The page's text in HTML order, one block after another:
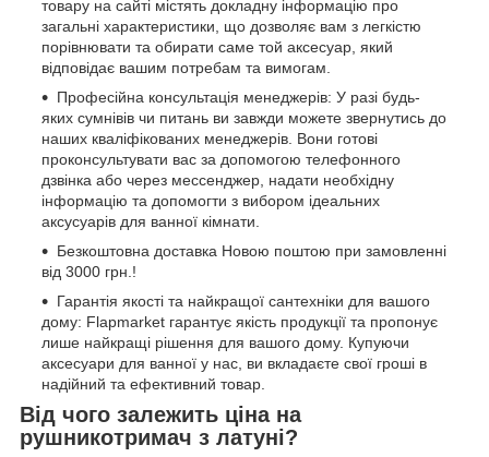
товару на сайті містять докладну інформацію про
загальні характеристики, що дозволяє вам з легкістю
порівнювати та обирати саме той аксесуар, який
відповідає вашим потребам та вимогам.
Професійна консультація менеджерів: У разі будь-
яких сумнівів чи питань ви завжди можете звернутись до
наших кваліфікованих менеджерів. Вони готові
проконсультувати вас за допомогою телефонного
дзвінка або через мессенджер, надати необхідну
інформацію та допомогти з вибором ідеальних
аксусуарів для ванної кімнати.
Безкоштовна доставка Новою поштою при замовленні
від 3000 грн.!
Гарантія якості та найкращої сантехніки для вашого
дому: Flapmarket гарантує якість продукції та пропонує
лише найкращі рішення для вашого дому. Купуючи
аксесуари для ванної у нас, ви вкладаєте свої гроші в
надійний та ефективний товар.
Від чого залежить ціна на
рушникотримач з латуні?